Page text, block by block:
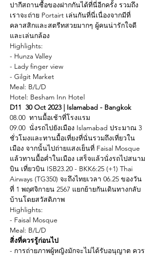
ปากีสถานซื้อของฝากกันได้ที่นี่อีกครั้ง รวมถึง
เราจะถ่าย Portairt เล่นกันที่นี่เนื่องจากมีที่
คลาสสิกและสตรีทสวยมากๆ ผู้คนน่ารักใจดี
และเล่นกล้อง
Highlights:
- Hunza Valley
- Lady finger view
- Gilgit Market
Meal: B/L/D
Hotel: Besham Inn Hotel
D11  30 Oct 2023 | Islamabad - Bangkok
08.00  ทานมื้อเช้าที่โรงแรม
09.00  นั่งรถไปยังเมือง Islamabad ประมาณ 3
ชั่วโมงและทานมื้อเที่ยงที่นั่นรวมถึงเที่ยวใน
เมือง จากนั้นไปถ่ายแสงเย็นที่ Faisal Mosque
แล้วทานมื้อค่ำในเมือง เสร็จแล้วนั่งรถไปสนาม
บิน เที่ยวบิน ISB23.20 - BKK6:25 (+1) Thai
Airways (TG350) จะถึงไทยเวลา 06.25 ของวัน
ที่ 1 พฤศจิกายน 2567 แยกย้ายกันเดินทางกลับ
บ้านโดยสวัสดิภาพ
Highlights:
- Faisal Mosque
Meal: B/L/D
สิ่งที่ควรรู้ก่อนไป
- การถ่ายภาพผู้หญิงมักจะไม่ได้รับอนุญาต ควร